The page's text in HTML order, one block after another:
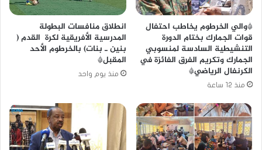
*والي الخرطوم يخاطب احتفال
قوات الجمارك بختام الدورة
التنشيطية السادسة لمنسوبي
الجمارك وتكريم الفرق الفائزة في
الكرنفال الرياضي*
منذ 12 ساعة
انطلاق منافسات البطولة
المدرسية الأفريقية لكرة القدم (
بنين ـ بنات) بالخرطوم الأحد
المقبل*
منذ يوم واحد